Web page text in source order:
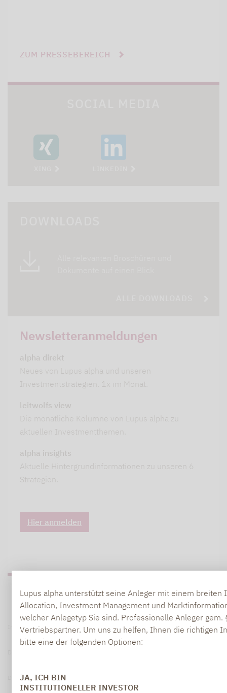
Lupus alpha unterstützt seine Anleger mit einem
Allocation, Investment Management und
welcher Anlegetyp Sie sind. Professionelle Anleger
Vertriebspartner. Um uns zu helfen, Ihnen die richtigen
bitte eine der folgenden Optionen:
JA, ICH BIN
INSTITUTIONELLER INVESTOR
ZUM PRESSEBEREICH
Newsletteranmeldungen
alpha direkt
Neues von Lupus alpha und unseren
Investmentstrategien. 1x im Monat.
leitwolfs view
Die monatliche Kolumne von Lupus alpha zu
aktuellen Investmentthemen.
alpha insights
Aktuelle Hintergrundinformationen zu unseren 6
Strategien.
Hier anmelden
Impressum
Datenschutzhinweise